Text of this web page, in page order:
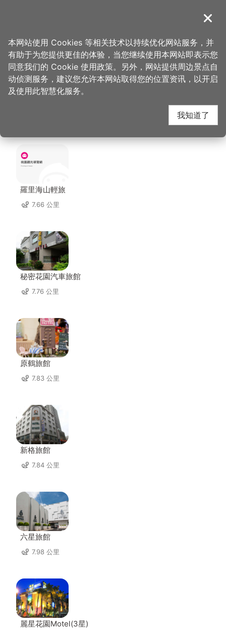
導覽
页
>
方
>
物
>
楼
福容大饭店 桃园机场捷
运 A8-福粤楼 周边住宿
羅里海山輕旅
7.66 公里
秘密花園汽車旅館
7.76 公里
原鶴旅館
7.83 公里
新格旅館
7.84 公里
六星旅館
7.98 公里
麗星花園Motel(3星)
关闭
本网站使用 Cookies 等相关技术以持续优化网站服务，并
有助于为您提供更佳的体验，当您继续使用本网站即表示您
同意我们的 Cookie 使用政策。另外，网站提供周边景点自
动侦测服务，建议您允许本网站取得您的位置资讯，以开启
及使用此智慧化服务。
我知道了